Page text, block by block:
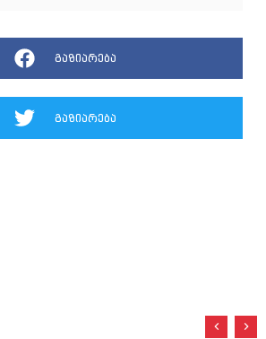
გაზიარება
გაზიარება